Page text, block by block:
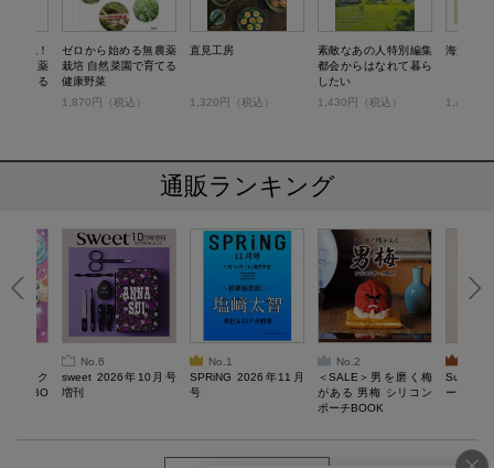
解説！
無農薬
育てる
ゼロから始める無農薬
栽培 自然菜園で育てる
健康野菜
1,870円（税込）
直見工房
1,320円（税込）
素敵なあの人特別編集
都会からはなれて暮ら
したい
1,430円（税込）
海辺の犬
1,430円
通販ランキング
るスク
ぷにBO
No.6
sweet 2026年10月号
増刊
No.1
SPRiNG 2026年11月
号
No.2
＜SALE＞男を磨く梅
がある 男梅 シリコン
ポーチBOOK
ーツチャ